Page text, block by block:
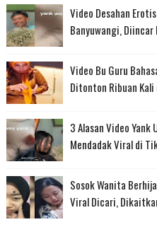
Video Desahan Erotis
Banyuwangi, Diincar
Video Bu Guru
Ditonton Ribuan Kali
3 Alasan Video Yank
Mendadak Viral di
Sosok Wanita
Viral Dicari,